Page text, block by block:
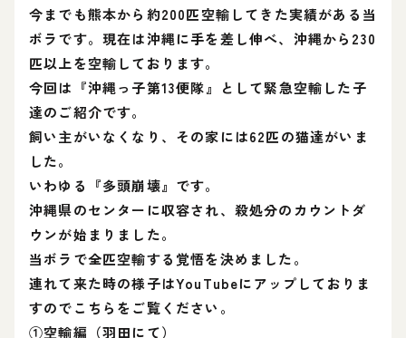
今までも熊本から約200匹空輸してきた実績がある当
ボラです。現在は沖縄に手を差し伸べ、沖縄から230
匹以上を空輸しております。
今回は『沖縄っ子第13便隊』として緊急空輸した子
達のご紹介です。
飼い主がいなくなり、その家には62匹の猫達がいま
した。
いわゆる『多頭崩壊』です。
沖縄県のセンターに収容され、殺処分のカウントダ
ウンが始まりました。
当ボラで全匹空輸する覚悟を決めました。
連れて来た時の様子はYouTubeにアップしておりま
すのでこちらをご覧ください。
①空輸編（羽田にて）